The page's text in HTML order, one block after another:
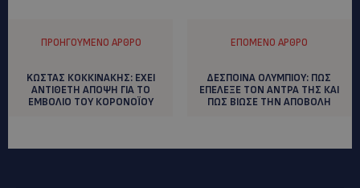
ΠΡΟΗΓΟΎΜΕΝΟ ΆΡΘΡΟ
KΩΣΤΑΣ ΚΟΚΚΙΝΑΚΗΣ: EXEI
ANTIΘΕΤΗ ΑΠΟΨΗ ΓΙΑ ΤΟ
ΕΜΒΟΛΙΟ ΤΟΥ ΚΟΡΟΝΟΪΟΥ
ΕΠΌΜΕΝΟ ΆΡΘΡΟ
ΔΕΣΠΟΙΝΑ ΟΛΥΜΠΙΟΥ: ΠΩΣ
ΕΠΕΛΕΞΕ ΤΟΝ ΑΝΤΡΑ ΤΗΣ ΚΑΙ
ΠΩΣ ΒΙΩΣΕ ΤΗΝ ΑΠΟΒΟΛΗ